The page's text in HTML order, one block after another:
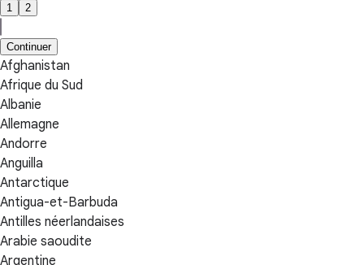
1 2
Continuer
Afghanistan
Afrique du Sud
Albanie
Allemagne
Andorre
Anguilla
Antarctique
Antigua-et-Barbuda
Antilles néerlandaises
Arabie saoudite
Argentine